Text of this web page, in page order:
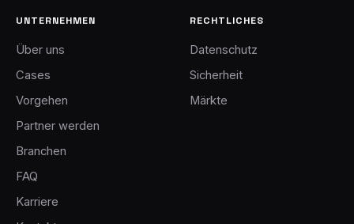
UNTERNEHMEN
Über uns
Cases
Vorgehen
Partner werden
Branchen
FAQ
Karriere
RECHTLICHES
Datenschutz
Sicherheit
Märkte